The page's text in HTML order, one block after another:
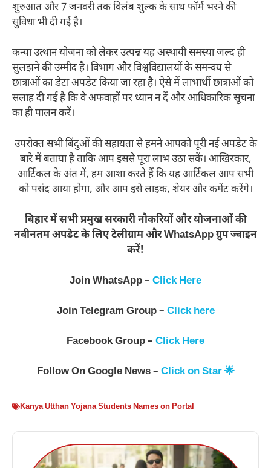
शुरुआत और 7 जनवरी तक विलंब शुल्क के साथ फॉर्म भरने की
सुविधा भी दी गई है।
कन्या उत्थान योजना को लेकर उत्पन्न यह अस्थायी समस्या जल्द ही
सुलझने की उम्मीद है। विभाग और विश्वविद्यालयों के समन्वय से
छात्राओं का डेटा अपडेट किया जा रहा है। ऐसे में लाभार्थी छात्राओं को
सलाह दी गई है कि वे अफवाहों पर ध्यान न दें और आधिकारिक सूचना
का ही पालन करें।
उपरोक्त सभी बिंदुओं की सहायता से हमने आपको पूरी नई अपडेट के
बारे में बताया है ताकि आप इससे पूरा लाभ उठा सकें। आखिरकार,
आर्टिकल के अंत में, हम आशा करते हैं कि यह आर्टिकल आप सभी
को पसंद आया होगा, और आप इसे लाइक, शेयर और कमेंट करेंगे।
बिहार में सभी प्रमुख सरकारी नौकरियों और योजनाओं की
नवीनतम अपडेट के लिए टेलीग्राम और WhatsApp ग्रुप ज्वाइन
करें!
Join WhatsApp – Click Here
Join Telegram Group – Click here
Facebook Group – Click Here
Follow On Google News – Click on Star 🌟
Kanya Utthan Yojana Students Names on Portal